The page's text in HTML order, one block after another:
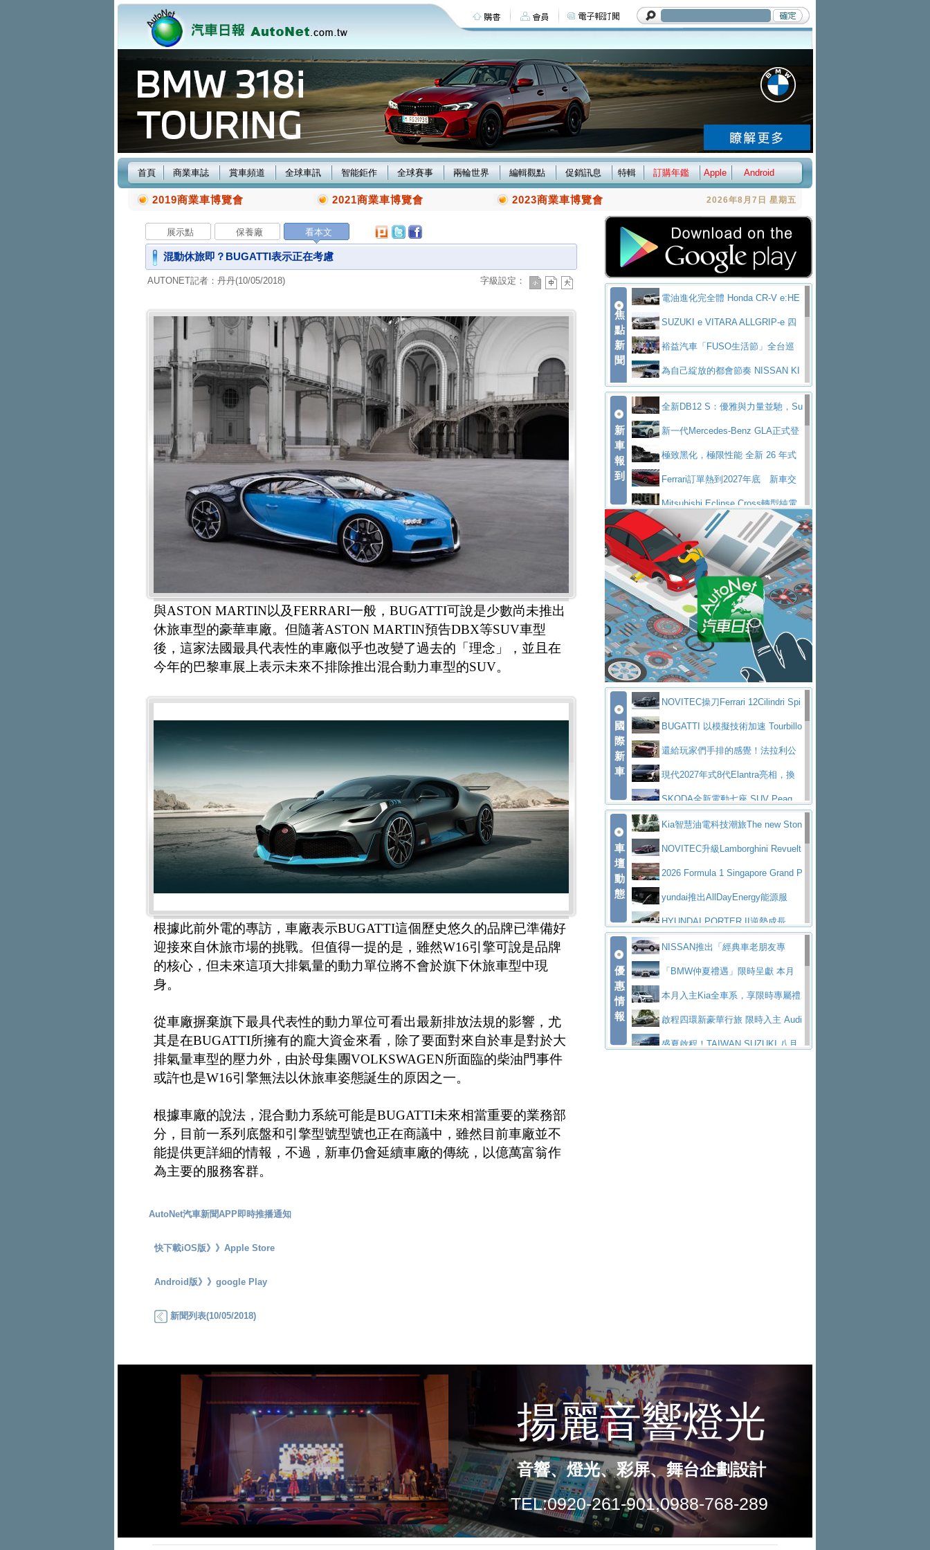
首頁 商業車誌 賞車頻道 全球車訊 智能鉅作 全球賽事 兩輪世界 編輯觀點 促銷訊息 特輯 訂購年鑑 Apple Android
2019商業車博覽會 2021商業車博覽會 2023商業車博覽會 2026年8月7日 星期五
展示點 保養廠 看本文
混動休旅即？BUGATTI表示正在考慮
AUTONET記者：丹丹(10/05/2018) 字級設定：
與ASTON MARTIN以及FERRARI一般，BUGATTI可說是少數尚未推出
休旅車型的豪華車廠。但隨著ASTON MARTIN預告DBX等SUV車型
後，這家法國最具代表性的車廠似乎也改變了過去的「理念」，並且在
今年的巴黎車展上表示未來不排除推出混合動力車型的SUV。
根據此前外電的專訪，車廠表示BUGATTI這個歷史悠久的品牌已準備好
迎接來自休旅市場的挑戰。但值得一提的是，雖然W16引擎可說是品牌
的核心，但未來這項大排氣量的動力單位將不會於旗下休旅車型中現
身。
從車廠摒棄旗下最具代表性的動力單位可看出最新排放法規的影響，尤
其是在BUGATTI所擁有的龐大資金來看，除了要面對來自於車是對於大
排氣量車型的壓力外，由於母集團VOLKSWAGEN所面臨的柴油門事件
或許也是W16引擎無法以休旅車姿態誕生的原因之一。
根據車廠的說法，混合動力系統可能是BUGATTI未來相當重要的業務部
分，目前一系列底盤和引擎型號型號也正在商議中，雖然目前車廠並不
能提供更詳細的情報，不過，新車仍會延續車廠的傳統，以億萬富翁作
為主要的服務客群。
AutoNet汽車新聞APP即時推播通知
快下載iOS版》》 Apple Store
Android版》》 google Play
新聞列表(10/05/2018)
焦
點
新
聞
電油進化完全體 Honda CR-V e:HE
V PrestigeSUZUKI e VITARA ALLGRIP-e 四
驅精神的純電新詮釋
裕益汽車「FUSO生活節」全台巡
迴 結合生活體驗、交通安全與購車優惠
為自己綻放的都會節奏 NISSAN KI
CKS SAKURA為品味獨具層峰買家打造的頂級座
駕，MAZDA CX-90 33T AWD Premium Ca
ptain Seat
EV
技的座駕! Ford Territory中型油電休旅
SO Super Great今日在台登場，結合先進安
全輔助科技
ntis四品牌經銷權，全新多品牌旗艦展示中
心開幕啟用
屏東特搜大隊再添新利器 SITRAK
救助器材車買氣不衰、SUZUKI經銷商勇於開啟
全新大店，新北都鈴木占地500坪土城旗艦
展示中心開幕
2025第七屆ISUZU運轉職人挑戰賽
熱血登場 展現極致車技與專業職人精神
H2GP世界總決賽圓滿落幕 台灣團
隊表現精彩淨零減碳指標性應用 純電動水泥預
拌車 消防車除了滅火裝備還需要什麼？
一探SITRAK “準” 消防車的究竟
大益金龍初試啼聲，汽柴油5噸貨車
不是對手正宗年鑑2025年全球自動車年鑑1月
下旬問世！2024第六屆ISUZU運轉職人挑戰賽
首度前進南台灣熱烈開戰
豪華電能休旅新星 Audi Q4 Sportba
ck 55 e-tron S lineScania Taiwan 逆風而行，加深力
道投資布局
新
車
報
到
全新DB12 S：優雅與力量並馳，Su
per Tourer的顛峰之作
新一代Mercedes-Benz GLA正式登
場 續航最高657公里、支援320kW快充
極致黑化，極限性能 全新 26 年式
DEFENDER OCTA BLACK 限量登台
Ferrari訂單熱到2027年底 新車交
付至少得等一年以上
Mitsubishi Eclipse Cross轉型純電
休旅 87kWh電池續航超過600公里
全新BMW 318i Touring豪華旅行車
全台限量200台 進化現型
不等零關稅的紅利，Jeep品牌今日
起展開首批車交車
Volvo EX60 即將叩關，靜肅性、底
盤與數位介面搶先揭露
Audi Q9 將於 2026 年底上市 旗艦
大型 SUV 鎖定七人座豪華市場
BMW攜手漫威電影【蜘蛛人：重生
日】 Skoda 發表全新 Peaq 內裝：七人
座純電旗艦 SUV，行李廂最大可達 935 公
升
全新純電 Mercedes-Benz C 400 4
MATIC Electric 登場
奢華與科技大躍進，MAZDA全新3
代CX-5全方位進化提前亮相並展開預售94.9
萬起
馬自達公布 2027 年式 MX-5 更
新，新增 Yakudo 特別版
Skoda Peaq 發表全新電動動力系
統 最長續航逾 640 公里、支援雙向供電
BMW M2 首度導入 xDrive 四驅，
美國與瑞士需求成關鍵推手
The all-new T-Roc 魅力 自成焦點
Maserati GT2 Stradale「Tribute to
MC12」全球首度亮相
迎接 RANGE ROVER 品牌家族第
五位成員 全新 RANGE ROVER GT 預告登
場
造型華麗時尚、科技座艙再進化，P
eugeot 208小改款發表上市94.8萬起
國
際
新
車
NOVITEC操刀Ferrari 12Cilindri Spi
der 碳纖維空力、鍛造輪圈與Inconel排氣
上身
BUGATTI 以模擬技術加速 Tourbillo
n 動態開發還給玩家們手排的感覺！法拉利公
布12Cilidri Manaule手排超跑產品細節
現代2027年式8代Elantra亮相，換
裝更銳利的造型、更先進的資訊娛樂系統及
更高效的動力
SKODA全新電動七座 SUV Peaq
問世，擁有品牌史上最寬敞且豪華的座艙
AUDI推出首款高性能油電超跑Nuvo
lari，0到100公里加速2.6秒、極速350公里
／小時
百年三叉戟傳奇再啟程 Maserati 重
返 1000 Miglia 傳承競速榮耀
法拉利首款純電跑車Luce亮相，最
大馬力超過1000匹並具備530公里最大續航
里程
小車大空間、座艙科技更先進，SK
ODA發表全新純電跨界休旅Eipq祭平民化車
價89萬起
賓士AMG.EA專屬平台首作，Merc
edes-AMG 全新GT 4-Door Coupe全球首發
福斯推出首款GTI純電性能掀背ID.
Polo GTI，擁有226匹馬力和零百加速 6.8
秒的實力
Jaguar 公布四門 GT車款正式車名
為JAGUAR TYPE 01
終於跟上進度，LEXUS發表首款三
排六座純電旗艦休旅 TZ
有錢也買不到的Golf R！福斯打造
全新Golf R 24h賽車將挑戰紐柏林24小時耐
SKODA公布全新小型純電跨界休旅
車
壇
動
態
Kia智慧油電科技潮旅The new Ston
ic 1-7月累計銷量創歷史新高
NOVITEC升級Lamborghini Revuelt
o 綜效輸出增至1,048匹
2026 Formula 1 Singapore Grand P
rix 新加坡大獎賽 Audi 極速之旅開放報名
yundai推出AllDayEnergy能源服
務 讓電動車化身行動儲能系統
HYUNDAI PORTER II逆勢成長，
勇奪中型貨車銷售冠軍
父親節霸氣獻禮！PGO 威力125 最
低入手價 $60,900 起 省油ｘ安全ｘ大空間
陪爸爸輕鬆
福斯商旅挺頭家 推出「德系質感 精
算圓夢」專案和運租車榮獲國家品牌玉山獎 以智
慧移動與綠能創新
Volvo Trucks 承諾成為高科技供應
鏈的可靠夥伴XFORCE攜手臺南祀典大天后宮 試
優
惠
情
報
NISSAN推出「經典車老朋友專
案」 以匠人精神煥新珍品座駕
「BMW仲夏禮遇」限時呈獻 本月
入主即享尊榮豪華五星假期 多元優購方案
同步實施
本月入主Kia全車系，享限時專屬禮
遇 啟程四環新豪華行旅 限時入主 Audi
A6 旗艦陣容 低月付5,888元起及3 年乙式險
盛夏啟程！TAIWAN SUZUKI 八月
5折起 NISSAN提醒車主留意「巴威」颱
風動態 提供救援協助與優惠維修
中華三菱同步啟動『夏季健診』 及
『天災救援服務』 提供車輛完整保障